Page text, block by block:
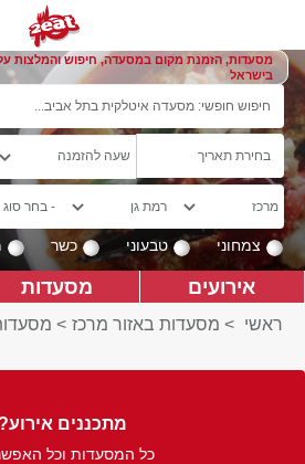
מסעדות, הזמנת מקום במסעדה, חיפוש והמלצות
בישראל
צמחוני טבעוני כשר
אירועים מסעדות
ראשי > מסעדות באזור מרכז >
מתכננים
כל המסעדות וכל